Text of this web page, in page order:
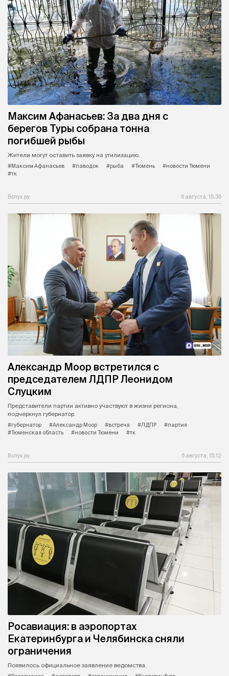
Максим Афанасьев: За два дня с
берегов Туры собрана тонна
погибшей рыбы
Жители могут оставить заявку на утилизацию.
#Максим Афанасьев
#паводок #рыба #Тюмень
#новости Тюмени
#тк
Вслух.ру 6 августа, 15:36
Александр Моор встретился с
председателем ЛДПР Леонидом
Слуцким
Представители партии активно участвуют в жизни региона,
подчеркнул губернатор.
#губернатор
#Александр Моор #встреча #ЛДПР
#партия
#Тюменская область
#новости Тюмени #тк
Вслух.ру 6 августа, 15:12
Росавиация: в аэропортах
Екатеринбурга и Челябинска сняли
ограничения
Появилось официальное заявление ведомства.